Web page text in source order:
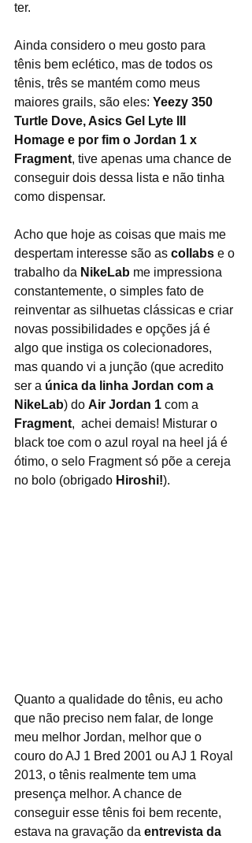
ter.
Ainda considero o meu gosto para
tênis bem eclético, mas de todos os
tênis, três se mantém como meus
maiores grails, são eles: Yeezy 350
Turtle Dove, Asics Gel Lyte III
Homage e por fim o Jordan 1 x
Fragment, tive apenas uma chance de
conseguir dois dessa lista e não tinha
como dispensar.
Acho que hoje as coisas que mais me
despertam interesse são as collabs e o
trabalho da NikeLab me impressiona
constantemente, o simples fato de
reinventar as silhuetas clássicas e criar
novas possibilidades e opções já é
algo que instiga os colecionadores,
mas quando vi a junção (que acredito
ser a única da linha Jordan com a
NikeLab) do Air Jordan 1 com a
Fragment,  achei demais! Misturar o
black toe com o azul royal na heel já é
ótimo, o selo Fragment só põe a cereja
no bolo (obrigado Hiroshi!).
Quanto a qualidade do tênis, eu acho
que não preciso nem falar, de longe
meu melhor Jordan, melhor que o
couro do AJ 1 Bred 2001 ou AJ 1 Royal
2013, o tênis realmente tem uma
presença melhor. A chance de
conseguir esse tênis foi bem recente,
estava na gravação da entrevista da